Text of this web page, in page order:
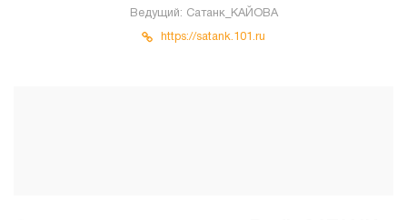
Ведущий: Сатанк_КАЙОВА
https://satank.101.ru